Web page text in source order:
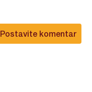
Postavite komentar